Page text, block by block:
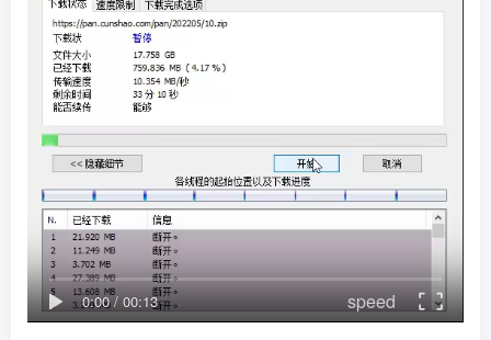
0:00/00:13 speed